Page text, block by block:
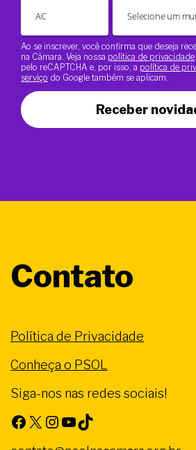
Ao se inscrever, você confirma que deseja
na Câmara. Veja nossa política de privacidade
pelo reCAPTCHA e, por isso, a política de
serviço do Google também se aplicam.
Receber
Contato
Política de Privacidade
Conheça o PSOL
Siga-nos nas redes sociais!
Facebook X Instagram Youtube TikTok